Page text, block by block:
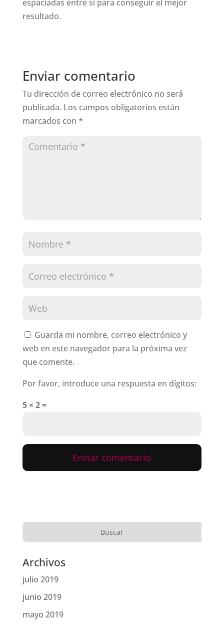
espaciadas entre sí para conseguir el mejor
resultado.
Enviar comentario
Tu dirección de correo electrónico no será
publicada. Los campos obligatorios están
marcados con *
Guarda mi nombre, correo electrónico y
web en este navegador para la próxima vez
que comente.
Por favor, introduce una respuesta en dígitos:
5 × 2 =
Archivos
julio 2019
junio 2019
mayo 2019